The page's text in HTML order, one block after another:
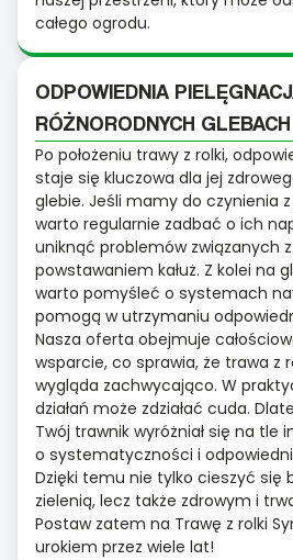
całego ogrodu.
ODPOWIEDNIA
RÓŻNORODNYCH GLEBACH
Po położeniu trawy z rolki,
staje się kluczowa dla jej
glebie. Jeśli mamy do czynienia
warto regularnie zadbać o ich
uniknąć problemów związanych
powstawaniem kałuż. Z kolei na
warto pomyśleć o systemach
pomogą w utrzymaniu
Nasza oferta obejmuje
wsparcie, co sprawia, że trawa z
wygląda zachwycająco. W
działań może zdziałać cuda.
Twój trawnik wyróżniał się na tle
o systematyczności i
Dzięki temu nie tylko cieszyć się
zielenią, lecz także zdrowym i
Postaw zatem na Trawę z rolki
urokiem przez wiele lat!